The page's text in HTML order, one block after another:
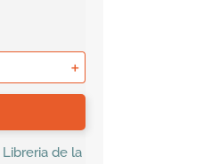
＋
Libreria de la